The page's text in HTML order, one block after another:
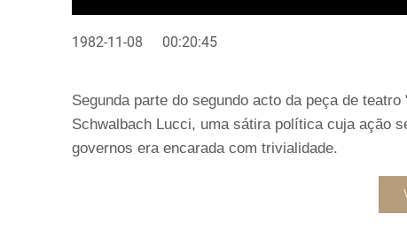
1982-11-08 00:20:45
Segunda parte do segundo acto da peça de
Schwalbach Lucci, uma sátira política cuja ação
governos era encarada com trivialidade.